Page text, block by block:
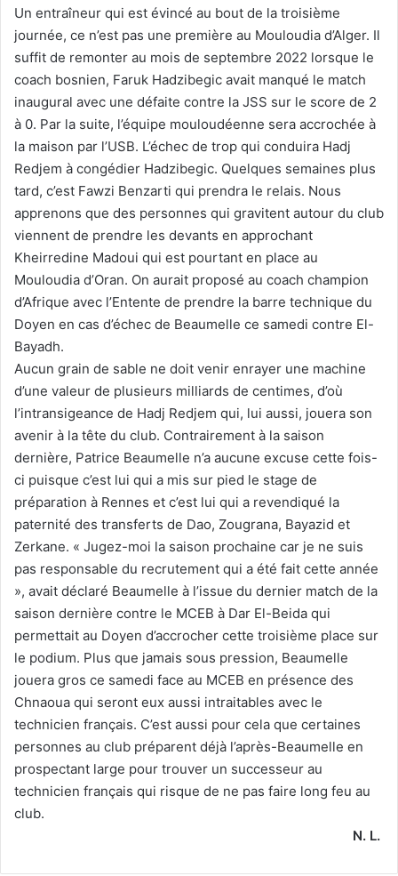
Un entraîneur qui est évincé au bout de la troisième
journée, ce n’est pas une première au Mouloudia d’Alger. Il
suffit de remonter au mois de septembre 2022 lorsque le
coach bosnien, Faruk Hadzibegic avait manqué le match
inaugural avec une défaite contre la JSS sur le score de 2
à 0. Par la suite, l’équipe mouloudéenne sera accrochée à
la maison par l’USB. L’échec de trop qui conduira Hadj
Redjem à congédier Hadzibegic. Quelques semaines plus
tard, c’est Fawzi Benzarti qui prendra le relais. Nous
apprenons que des personnes qui gravitent autour du club
viennent de prendre les devants en approchant
Kheirredine Madoui qui est pourtant en place au
Mouloudia d’Oran. On aurait proposé au coach champion
d’Afrique avec l’Entente de prendre la barre technique du
Doyen en cas d’échec de Beaumelle ce samedi contre El-
Bayadh.
Aucun grain de sable ne doit venir enrayer une machine
d’une valeur de plusieurs milliards de centimes, d’où
l’intransigeance de Hadj Redjem qui, lui aussi, jouera son
avenir à la tête du club. Contrairement à la saison
dernière, Patrice Beaumelle n’a aucune excuse cette fois-
ci puisque c’est lui qui a mis sur pied le stage de
préparation à Rennes et c’est lui qui a revendiqué la
paternité des transferts de Dao, Zougrana, Bayazid et
Zerkane. « Jugez-moi la saison prochaine car je ne suis
pas responsable du recrutement qui a été fait cette année
», avait déclaré Beaumelle à l’issue du dernier match de la
saison dernière contre le MCEB à Dar El-Beida qui
permettait au Doyen d’accrocher cette troisième place sur
le podium. Plus que jamais sous pression, Beaumelle
jouera gros ce samedi face au MCEB en présence des
Chnaoua qui seront eux aussi intraitables avec le
technicien français. C’est aussi pour cela que certaines
personnes au club préparent déjà l’après-Beaumelle en
prospectant large pour trouver un successeur au
technicien français qui risque de ne pas faire long feu au
club.
N. L.